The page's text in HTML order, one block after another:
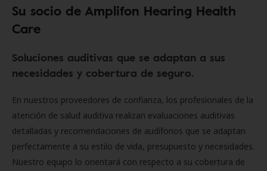
Su socio de Amplifon Hearing Health
Care
Soluciones auditivas que se adaptan a sus
necesidades y cobertura de seguro.
En nuestros proveedores de confianza, los profesionales de la
atención de salud auditiva realizan evaluaciones auditivas
detalladas y recomendaciones de audífonos que se adaptan
perfectamente a su estilo de vida, presupuesto y necesidades.
Nuestro equipo lo orientará con respecto a su cobertura de